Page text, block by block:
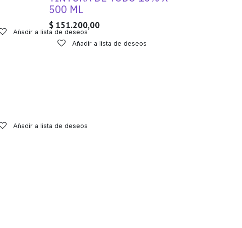
Añadir a lista de deseos
500 ML
$ 151.200,00
Añadir a lista de deseos
Añadir a lista de deseos